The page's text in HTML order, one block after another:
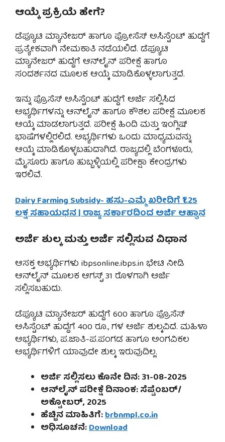
ಆಯ್ಕೆ ಪ್ರಕ್ರಿಯೆ ಹೇಗೆ?
ಡೆಪ್ಯೂಟಿ ಮ್ಯಾನೇಜರ್ ಹಾಗೂ ಪ್ರೋಸೆಸ್ ಅಸಿಸ್ಟೆಂಟ್ ಹುದ್ದೆಗೆ
ಪ್ರತ್ಯೇಕವಾಗಿ ನೇಮಕಾತಿ ನಡೆಯಲಿದೆ. ಡೆಪ್ಯೂಟಿ
ಮ್ಯಾನೇಜರ್ ಹುದ್ದೆಗೆ ಆನ್‌ಲೈನ್ ಪರೀಕ್ಷೆ ಹಾಗೂ
ಸಂದರ್ಶನದ ಮೂಲಕ ಆಯ್ಕೆ ಮಾಡಿಕೊಳ್ಳಲಾಗುತ್ತದೆ.
ಇನ್ನು ಪ್ರೊಸೆಸ್ ಅಸಿಸ್ಟೆಂಟ್ ಹುದ್ದೆಗೆ ಅರ್ಜಿ ಸಲ್ಲಿಸಿದ
ಅಭ್ಯರ್ಥಿಗಳನ್ನು ಆನ್‌ಲೈನ್ ಹಾಗೂ ಕೌಶಲ ಪರೀಕ್ಷೆ ಮೂಲಕ
ಆಯ್ಕೆ ಮಾಡಲಾಗುತ್ತದೆ. ಪರೀಕ್ಷೆ ಹಿಂದಿ ಮತ್ತು ಇಂಗ್ಲಿಷ್
ಭಾಷೆಗಳಲ್ಲಿರಲಿದೆ. ಅಭ್ಯರ್ಥಿಗಳು ಒಂದು ಮಾಧ್ಯಮವನ್ನು
ಆಯ್ಕೆ ಮಾಡಿಕೊಳ್ಳಬಹುದಾಗಿದೆ. ರಾಜ್ಯದಲ್ಲಿ ಬೆಂಗಳೂರು,
ಮೈಸೂರು ಹಾಗೂ ಹುಬ್ಬಳ್ಳಿಯಲ್ಲಿ ಪರೀಕ್ಷಾ ಕೇಂದ್ರಗಳು
ಇರಲಿವೆ.
Dairy Farming Subsidy- ಹಸು-ಎಮ್ಮೆ ಖರೀದಿಗೆ ₹1.25
ಲಕ್ಷ ಸಹಾಯಧನ | ರಾಜ್ಯ ಸರ್ಕಾರದಿಂದ ಅರ್ಜಿ ಆಹ್ವಾನ
ಅರ್ಜಿ ಶುಲ್ಕ ಮತ್ತು ಅರ್ಜಿ ಸಲ್ಲಿಸುವ ವಿಧಾನ
ಆಸಕ್ತ ಅಭ್ಯರ್ಥಿಗಳು ibpsonline.ibps.in ಭೇಟಿ ನೀಡಿ
ಆನ್‌ಲೈನ್ ಮೂಲಕ ಆಗಸ್ಟ್ 31 ರೊಳಗಾಗಿ ಅರ್ಜಿ
ಸಲ್ಲಿಸಬಹುದು.
ಡೆಪ್ಯೂಟಿ ಮ್ಯಾನೇಜರ್ ಹುದ್ದೆಗೆ 600 ಹಾಗೂ ಪ್ರೊಸೆಸ್
ಅಸಿಸ್ಟೆಂಟ್ ಹುದ್ದೆಗೆ 400 ರೂ., ಗಳ ಅರ್ಜಿ ಶುಲ್ಕವಿದೆ. ಮಹಿಳಾ
ಅಭ್ಯರ್ಥಿಗಳು, ಪ.ಜಾತಿ-ಪ.ಪಂಗಡ ಹಾಗೂ ಅಂಗವಿಕಲ
ಅಭ್ಯರ್ಥಿಗಳಿಗೆ ಯಾವುದೇ ಶುಲ್ಕ ಇರುವುದಿಲ್ಲ.
ಅರ್ಜಿ ಸಲ್ಲಿಸಲು ಕೊನೇ ದಿನ: 31-08-2025
ಆನ್‌ಲೈನ್ ಪರೀಕ್ಷೆ ದಿನಾಂಕ: ಸೆಪ್ಟೆಂಬರ್/
ಅಕ್ಟೋಬರ್, 2025
ಹೆಚ್ಚಿನ ಮಾಹಿತಿಗೆ:brbnmpl.co.in
ಅಧಿಸೂಚನೆ:Download